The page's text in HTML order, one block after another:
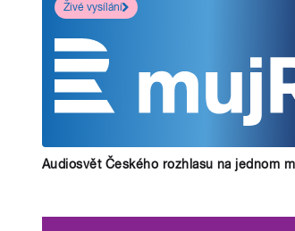
Živé vysílání
Audiosvět Českého rozhlasu na jednom